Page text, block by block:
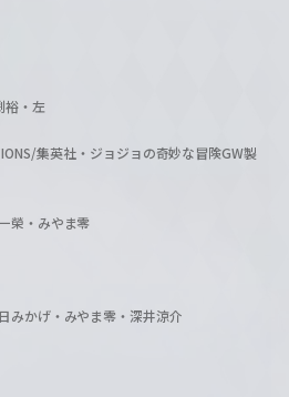
裕・左
集英社・ジョジョの奇妙な冒険GW製
榮・みやま零
かげ・みやま零・深井涼介